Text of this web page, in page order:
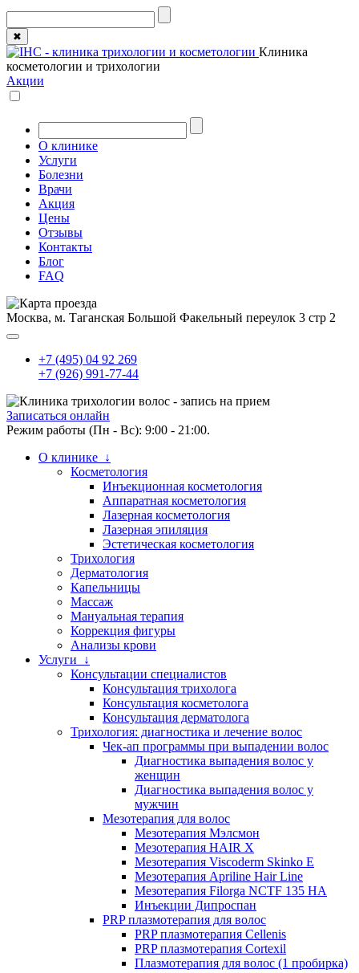
✖
Клиника
косметологии и трихологии
Акции
О клинике
Услуги
Болезни
Врачи
Акция
Цены
Отзывы
Контакты
Блог
FAQ
Москва, м. Таганская Большой Факельный переулок 3 стр 2
+7 (495) 04 92 269
+7 (926) 991-77-44
Записаться онлайн
Режим работы (Пн - Вс): 9:00 - 21:00.
О клинике ↓
Косметология
Инъекционная косметология
Аппаратная косметология
Лазерная косметология
Лазерная эпиляция
Эстетическая косметология
Трихология
Дерматология
Капельницы
Массаж
Мануальная терапия
Коррекция фигуры
Анализы крови
Услуги ↓
Консультации специалистов
Консультация трихолога
Консультация косметолога
Консультация дерматолога
Трихология: диагностика и лечение волос
Чек-ап программы при выпадении волос
Диагностика выпадения волос у
женщин
Диагностика выпадения волос у
мужчин
Мезотерапия для волос
Мезотерапия Мэлсмон
Мезотерапия HAIR X
Мезотерапия Viscoderm Skinko E
Мезотерапия Apriline Hair Line
Мезотерапия Filorga NCTF 135 HA
Инъекции Дипроспан
PRP плазмотерапия для волос
PRP плазмотерапия Cellenis
PRP плазмотерапия Cortexil
Плазмотерапия для волос (1 пробирка)